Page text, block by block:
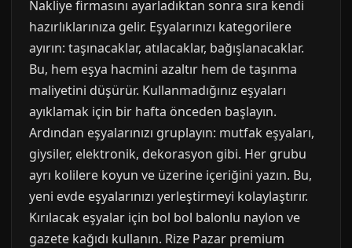
Nakliye firmasını ayarladıktan sonra sıra kendi
hazırlıklarınıza gelir. Eşyalarınızı kategorilere
ayırın: taşınacaklar, atılacaklar, bağışlanacaklar.
Bu, hem eşya hacmini azaltır hem de taşınma
maliyetini düşürür. Kullanmadığınız eşyaları
ayıklamak için bir hafta önceden başlayın.
Ardından eşyalarınızı gruplayın: mutfak eşyaları,
giysiler, elektronik, dekorasyon gibi. Her grubu
ayrı kolilere koyun ve üzerine içeriğini yazın. Bu,
yeni evde eşyalarınızı yerleştirmeyi kolaylaştırır.
Kırılacak eşyalar için bol bol balonlu naylon ve
gazete kağıdı kullanın. Rize Pazar premium